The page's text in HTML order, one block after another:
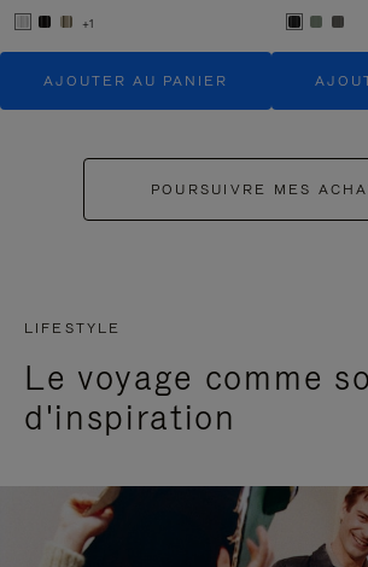
+1
AJOUTER AU PANIER
POURSUIVRE MES
LIFESTYLE
Le voyage comme
d'inspiration